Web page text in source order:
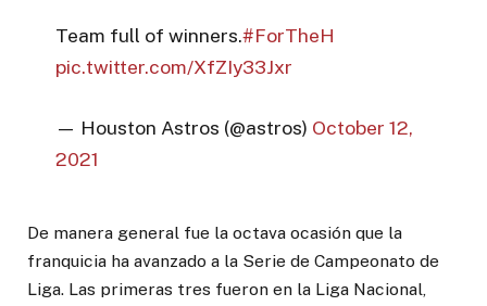
Team full of winners.#ForTheH
pic.twitter.com/XfZIy33Jxr
— Houston Astros (@astros) October 12,
2021
De manera general fue la octava ocasión que la
franquicia ha avanzado a la Serie de Campeonato de
Liga. Las primeras tres fueron en la Liga Nacional,